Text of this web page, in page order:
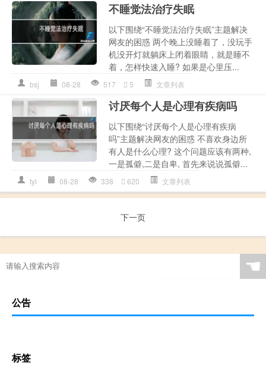
不睡觉法治疗失眠
以下围绕“不睡觉法治疗失眠”主题解决
网友的困惑 两个晚上没睡着了，没玩手
机没开灯就躺床上闭着眼睛，就是睡不
着，怎样快速入睡? 如果是心里压...
bsj 08-28 517 5 文章列表
讨厌每个人是心理有疾病吗
以下围绕“讨厌每个人是心理有疾病
吗”主题解决网友的困惑 不喜欢身边所
有人是什么心理? 这个问题应该有两种,
一是孤僻,二是自卑, 首先来说说孤僻...
tyl 08-28 338 620 文章列表
下一页
☚
公告
标签